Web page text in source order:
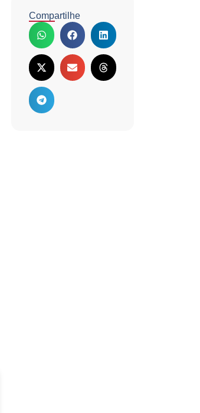
Compartilhe